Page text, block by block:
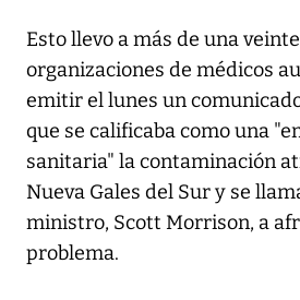
Esto llevo a más de una
organizaciones de médicos
emitir el lunes un
que se calificaba como una
sanitaria" la contaminación
Nueva Gales del Sur y se
ministro, Scott Morrison, a
problema.